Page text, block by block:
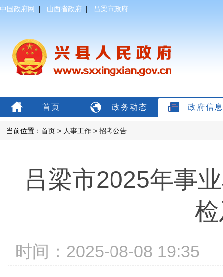
中国政府网 | 山西省政府 | 吕梁市政府
首页 政务动态 政府信
当前位置： 首页 > 人事工作 > 招考公告
吕梁市2025年事
时间：2025-08-08